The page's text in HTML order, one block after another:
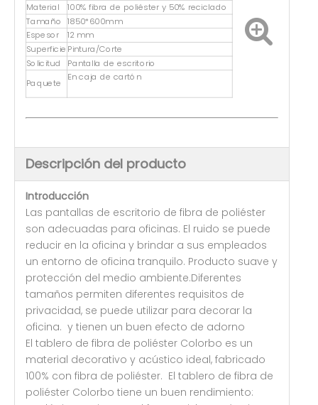
Material
100% fibra de poliéster y 50% reciclado
Tamaño
1850*600mm
Espesor 12 mm
Superficie Pintura/Corte
Solicitud
Pantalla de escritorio
Paquete
En caja de cartón
Descripción del producto
Introducción
Las pantallas de escritorio de fibra de poliéster
son adecuadas para oficinas. El ruido se puede
reducir en la oficina y brindar a sus empleados
un entorno de oficina tranquilo. Producto suave y
protección del medio ambiente.Diferentes
tamaños permiten diferentes requisitos de
privacidad, se puede utilizar para decorar la
oficina. y tienen un buen efecto de adorno
El tablero de fibra de poliéster Colorbo es un
material decorativo y acústico ideal, fabricado
100% con fibra de poliéster. El tablero de fibra de
poliéster Colorbo tiene un buen rendimiento: